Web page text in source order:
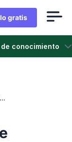
gratis
de conocimiento